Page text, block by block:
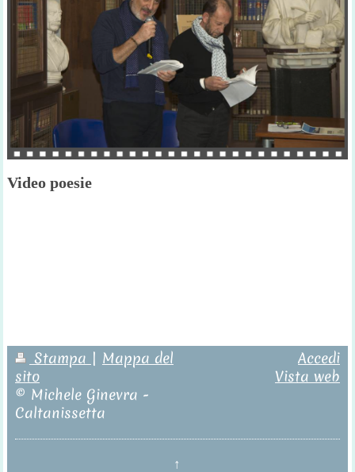
Video poesie
Stampa | Mappa del
sito
© Michele Ginevra -
Caltanissetta
Accedi
Vista web
↑